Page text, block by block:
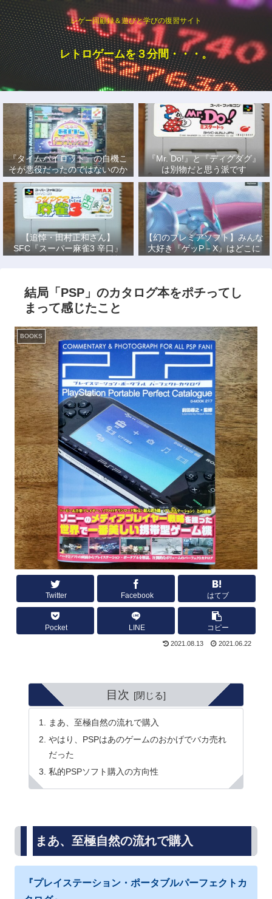
レゲー回顧録＆遊びと学びの復習サイト
レトロゲームを３分間・・・。
『タイムパイロット』の自機こ
そが悪役だったのではないのか
説
『Mr. Do!』と『ディグダグ』
は別物だと思う派です
【追悼・田村正和さん】
SFC『スーパー麻雀3 辛口』
で、あの名優になりきって戦っ
【幻のプレミアソフト】みんな
大好き『ゲッP－X』はどこに
もない！
結局「PSP」のカタログ本をポチってし
まって感じたこと
BOOKS
Twitter Facebook はてブ
Pocket LINE コピー
2021.08.13 2021.06.22
目次
まあ、至極自然の流れで購入
やはり、PSPはあのゲームのおかげでバカ売れ
だった
私的PSPソフト購入の方向性
まあ、至極自然の流れで購入
『プレイステーション・ポータブルパーフェクトカ